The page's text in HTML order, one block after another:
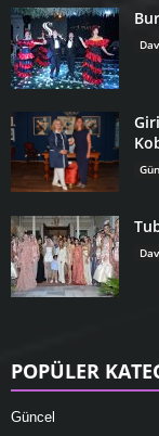
POPÜLER
Güncel